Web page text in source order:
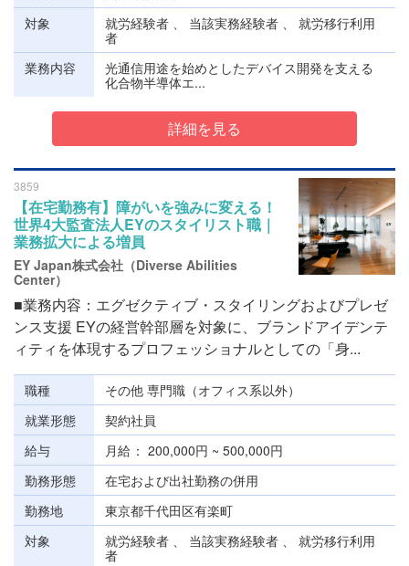
対象
就労経験者 、 当該実務経験者 、 就労移行利用
者
業務内容
光通信用途を始めとしたデバイス開発を支える
化合物半導体エ...
詳細を見る
3859
【在宅勤務有】障がいを強みに変える！
世界4大監査法人EYのスタイリスト職｜
業務拡大による増員
EY Japan株式会社（Diverse Abilities
Center）
■業務内容：エグゼクティブ・スタイリングおよびプレゼ
ンス支援 EYの経営幹部層を対象に、ブランドアイデンテ
ィティを体現するプロフェッショナルとしての「身...
職種
その他 専門職（オフィス系以外）
就業形態
契約社員
給与
月給
200,000円 ~ 500,000円
勤務形態
在宅および出社勤務の併用
勤務地
東京都千代田区有楽町
対象
就労経験者 、 当該実務経験者 、 就労移行利用
者